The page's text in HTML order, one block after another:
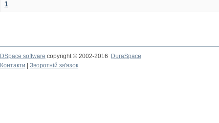
1
DSpace software copyright © 2002-2016
DuraSpace
Контакти
Зворотній зв'язок